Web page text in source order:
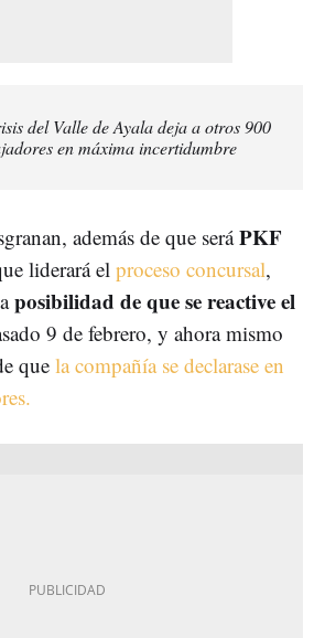
del Valle de Ayala deja a otros 900
en máxima incertidumbre
además de que seráPKF
liderará el proceso concursal,
posibilidad de que se reactive el
9 de febrero, y ahora mismo
que la compañía se declarase en